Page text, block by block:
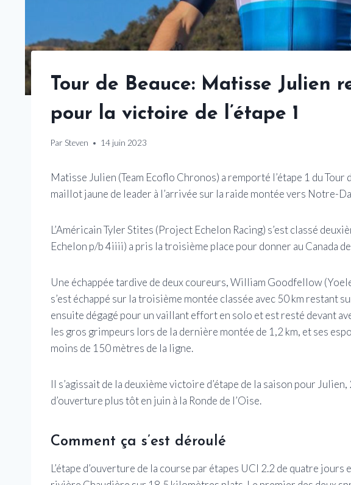
Tour de Beauce: Matisse Julien
pour la victoire de l’étape 1
Par Steven 14 juin 2023
Matisse Julien (Team Ecoflo Chronos) a remporté l’étape 1 du
maillot jaune de leader à l’arrivée sur la raide montée vers Notre-
L’Américain Tyler Stites (Project Echelon Racing) s’est classé
Echelon p/b 4iiii) a pris la troisième place pour donner au Canada
Une échappée tardive de deux coureurs, William Goodfellow
s’est échappé sur la troisième montée classée avec 50 km restant
ensuite dégagé pour un vaillant effort en solo et est resté devant
les gros grimpeurs lors de la dernière montée de 1,2 km, et ses
moins de 150 mètres de la ligne.
Il s’agissait de la deuxième victoire d’étape de la saison pour
d’ouverture plus tôt en juin à la Ronde de l’Oise.
Comment ça s’est déroulé
L’étape d’ouverture de la course par étapes UCI 2.2 de quatre